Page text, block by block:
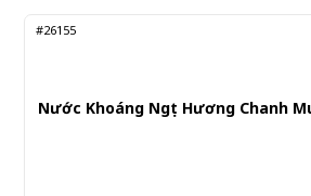
#26155
Nước Khoáng Ngọt Hương Chanh